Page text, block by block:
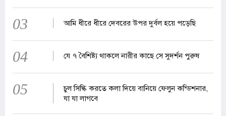
03 আমি ধীরে ধীরে দেবরের উপর দুর্বল হয়ে পড়েছি
04 যে ৭ বৈশিষ্ট্য থাকলে নারীর কাছে সে সুদর্শন পুরুষ
05
চুল সিল্কি করতে কলা দিয়ে বানিয়ে ফেলুন কন্ডিশনার,
যা যা লাগবে